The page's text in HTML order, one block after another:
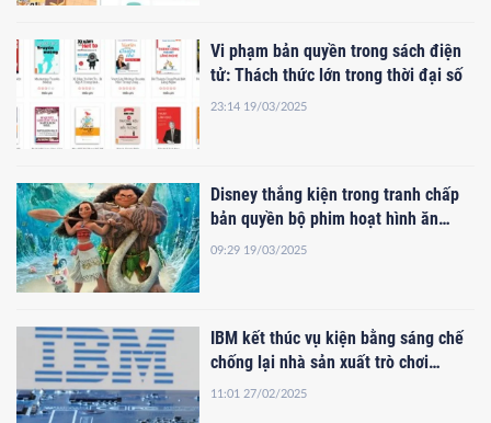
Vi phạm bản quyền trong sách điện
tử: Thách thức lớn trong thời đại số
23:14 19/03/2025
Disney thắng kiện trong tranh chấp
bản quyền bộ phim hoạt hình ăn
khách 'Moana'
09:29 19/03/2025
IBM kết thúc vụ kiện bằng sáng chế
chống lại nhà sản xuất trò chơi
Take-Two
11:01 27/02/2025